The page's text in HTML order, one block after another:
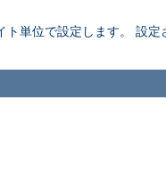
単位で設定します。 設定